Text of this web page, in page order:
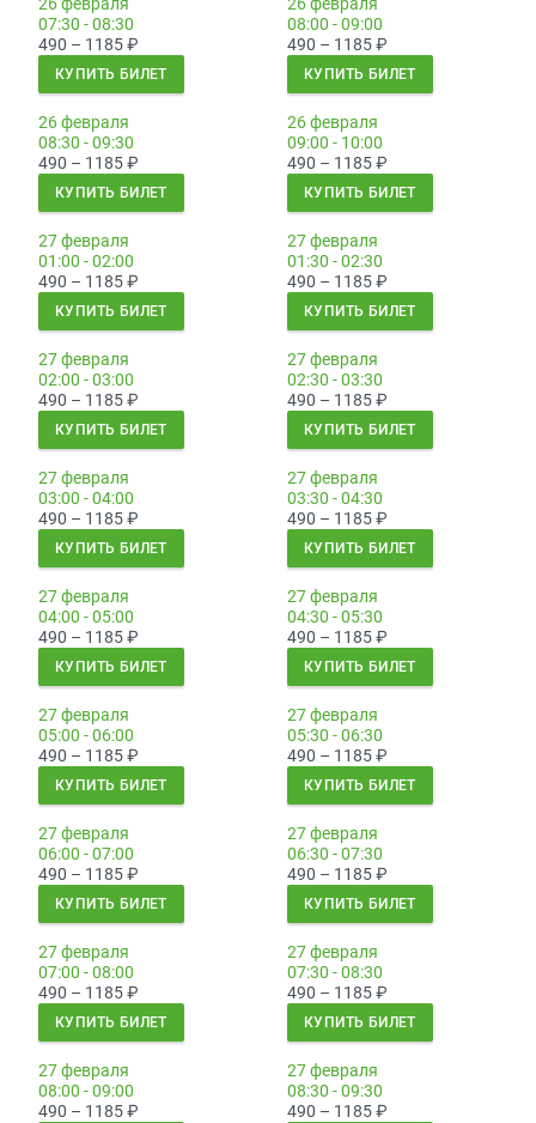
26 февраля
07:30 - 08:30
490 – 1185₽
КУПИТЬ БИЛЕТ
26 февраля
08:00 - 09:00
490 – 1185₽
КУПИТЬ БИЛЕТ
26 февраля
08:30 - 09:30
490 – 1185₽
КУПИТЬ БИЛЕТ
26 февраля
09:00 - 10:00
490 – 1185₽
КУПИТЬ БИЛЕТ
27 февраля
01:00 - 02:00
490 – 1185₽
КУПИТЬ БИЛЕТ
27 февраля
01:30 - 02:30
490 – 1185₽
КУПИТЬ БИЛЕТ
27 февраля
02:00 - 03:00
490 – 1185₽
КУПИТЬ БИЛЕТ
27 февраля
02:30 - 03:30
490 – 1185₽
КУПИТЬ БИЛЕТ
27 февраля
03:00 - 04:00
490 – 1185₽
КУПИТЬ БИЛЕТ
27 февраля
03:30 - 04:30
490 – 1185₽
КУПИТЬ БИЛЕТ
27 февраля
04:00 - 05:00
490 – 1185₽
КУПИТЬ БИЛЕТ
27 февраля
04:30 - 05:30
490 – 1185₽
КУПИТЬ БИЛЕТ
27 февраля
05:00 - 06:00
490 – 1185₽
КУПИТЬ БИЛЕТ
27 февраля
05:30 - 06:30
490 – 1185₽
КУПИТЬ БИЛЕТ
27 февраля
06:00 - 07:00
490 – 1185₽
КУПИТЬ БИЛЕТ
27 февраля
06:30 - 07:30
490 – 1185₽
КУПИТЬ БИЛЕТ
27 февраля
07:00 - 08:00
490 – 1185₽
КУПИТЬ БИЛЕТ
27 февраля
07:30 - 08:30
490 – 1185₽
КУПИТЬ БИЛЕТ
27 февраля
08:00 - 09:00
490 – 1185₽
27 февраля
08:30 - 09:30
490 – 1185₽